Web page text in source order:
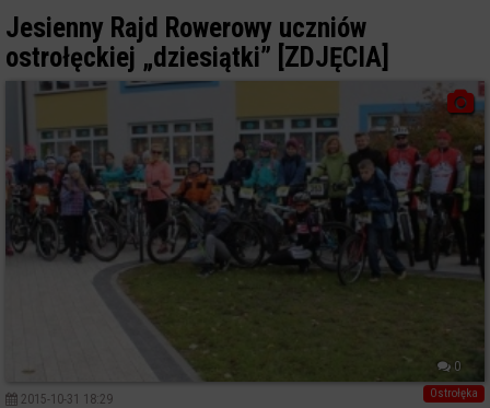
Jesienny Rajd Rowerowy uczniów
ostrołęckiej „dziesiątki” [ZDJĘCIA]
0
Ostrołęka
2015-10-31 18:29